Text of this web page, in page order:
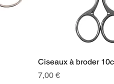
Ciseaux à broder
Prix
7,00 €